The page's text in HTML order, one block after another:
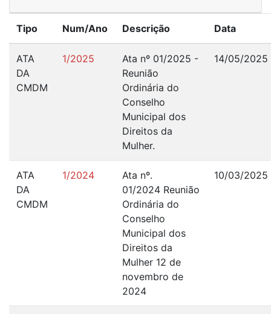
Tipo Num/Ano Descrição Data
ATA
DA
CMDM
1/2025
Ata nº 01/2025 -
Reunião
Ordinária do
Conselho
Municipal dos
Direitos da
Mulher.
14/05/2025
ATA
DA
CMDM
1/2024
Ata nº.
01/2024 Reunião
Ordinária do
Conselho
Municipal dos
Direitos da
Mulher 12 de
novembro de
2024
10/03/2025